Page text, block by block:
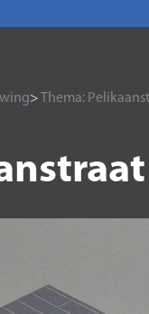
> Thema: